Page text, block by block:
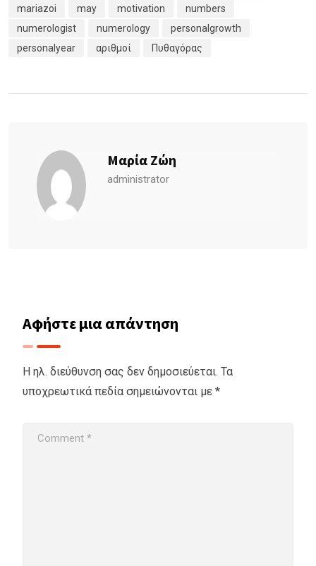
mariazoi
may motivation
numbers
numerologist
numerology
personalgrowth
personalyear
αριθμοί Πυθαγόρας
Μαρία Ζώη
administrator
Αφήστε μια απάντηση
Η ηλ. διεύθυνση σας δεν δημοσιεύεται. Τα
υποχρεωτικά πεδία σημειώνονται με *